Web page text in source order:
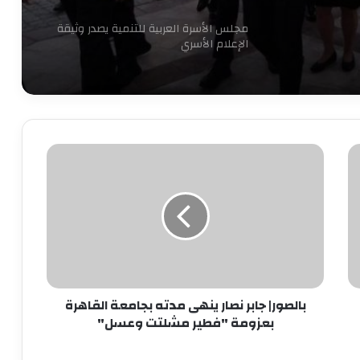
مجلس الأسرة العربية للتنمية يصدر وثيقة
الإعلام الأسري
7 سبتمبر.. حفل توقيع ومناقشة كتاب
“قبل المأذون” للدكتورة آمال إبراهيم
ابو عقيل والحمزاوي يهنئان رافت السمان
طاقة نور تعاون جديد بين بإيدي مصرية
وعملوها ازاي
بالصور|
"فطير
مشلتتبالصور| جابر نصار ينهى مدته بجامعة القاهرة
بعزومة "فطير مشلتت وعسل"